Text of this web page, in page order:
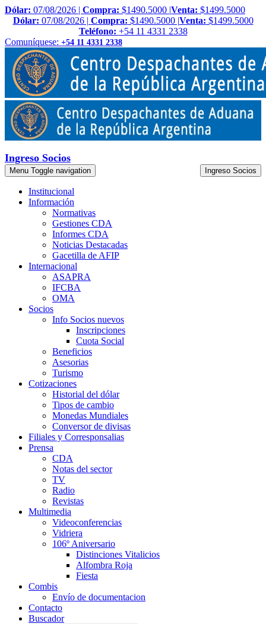
Dólar: 07/08/2026 | Compra: $1490.5000 |Venta: $1499.5000
Dólar: 07/08/2026 | Compra: $1490.5000 |Venta: $1499.5000
Teléfono: +54 11 4331 2338
Comuníquese: +54 11 4331 2338
Ingreso Socios
Menu Toggle navigation Ingreso Socios
Institucional
Información
Normativas
Gestiones CDA
Informes CDA
Noticias Destacadas
Gacetilla de AFIP
Internacional
ASAPRA
IFCBA
OMA
Socios
Info Socios nuevos
Inscripciones
Cuota Social
Beneficios
Asesorias
Turismo
Cotizaciones
Historial del dólar
Tipos de cambio
Monedas Mundiales
Conversor de divisas
Filiales y Corresponsalias
Prensa
CDA
Notas del sector
TV
Radio
Revistas
Multimedia
Videoconferencias
Vidriera
106º Aniversario
Distinciones Vitalicios
Alfombra Roja
Fiesta
Combis
Envío de documentacion
Contacto
Buscador